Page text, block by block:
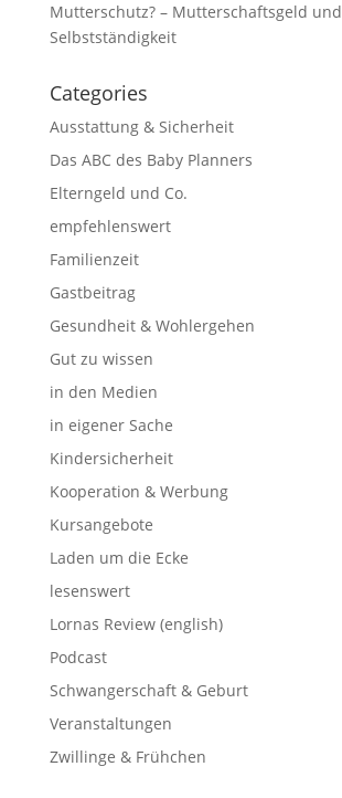
Mutterschutz? – Mutterschaftsgeld und
Selbstständigkeit
Categories
Ausstattung & Sicherheit
Das ABC des Baby Planners
Elterngeld und Co.
empfehlenswert
Familienzeit
Gastbeitrag
Gesundheit & Wohlergehen
Gut zu wissen
in den Medien
in eigener Sache
Kindersicherheit
Kooperation & Werbung
Kursangebote
Laden um die Ecke
lesenswert
Lornas Review (english)
Podcast
Schwangerschaft & Geburt
Veranstaltungen
Zwillinge & Frühchen